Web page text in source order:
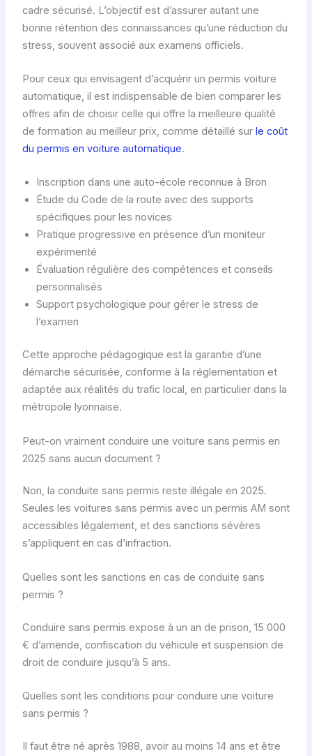
cadre sécurisé. L’objectif est d’assurer autant une
bonne rétention des connaissances qu’une réduction du
stress, souvent associé aux examens officiels.
Pour ceux qui envisagent d’acquérir un permis voiture
automatique, il est indispensable de bien comparer les
offres afin de choisir celle qui offre la meilleure qualité
de formation au meilleur prix, comme détaillé sur le coût
du permis en voiture automatique.
Inscription dans une auto-école reconnue à Bron
Étude du Code de la route avec des supports
spécifiques pour les novices
Pratique progressive en présence d’un moniteur
expérimenté
Évaluation régulière des compétences et conseils
personnalisés
Support psychologique pour gérer le stress de
l’examen
Cette approche pédagogique est la garantie d’une
démarche sécurisée, conforme à la réglementation et
adaptée aux réalités du trafic local, en particulier dans la
métropole lyonnaise.
Peut-on vraiment conduire une voiture sans permis en
2025 sans aucun document ?
Non, la conduite sans permis reste illégale en 2025.
Seules les voitures sans permis avec un permis AM sont
accessibles légalement, et des sanctions sévères
s’appliquent en cas d’infraction.
Quelles sont les sanctions en cas de conduite sans
permis ?
Conduire sans permis expose à un an de prison, 15 000
€ d’amende, confiscation du véhicule et suspension de
droit de conduire jusqu’à 5 ans.
Quelles sont les conditions pour conduire une voiture
sans permis ?
Il faut être né après 1988, avoir au moins 14 ans et être